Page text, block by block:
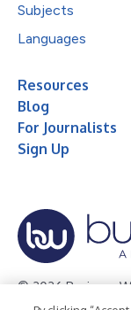
Subjects
Languages
Resources
Blog
For Journalists
Sign Up
© 2026 Business